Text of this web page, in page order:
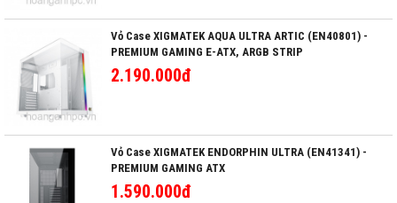
Vỏ Case XIGMATEK AQUA ULTRA ARTIC (EN40801) -
PREMIUM GAMING E-ATX, ARGB STRIP
2.190.000đ
Vỏ Case XIGMATEK ENDORPHIN ULTRA (EN41341) -
PREMIUM GAMING ATX
1.590.000đ